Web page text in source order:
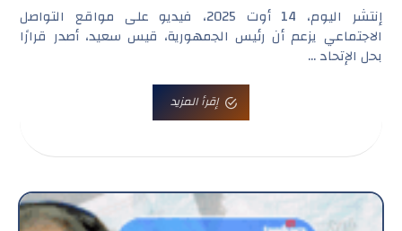
إنتشر اليوم، 14 أوت 2025، فيديو على مواقع التواصل
الاجتماعي يزعم أن رئيس الجمهورية، قيس سعيد، أصدر قرارًا
بحل الإتحاد ...
إقرأ المزيد